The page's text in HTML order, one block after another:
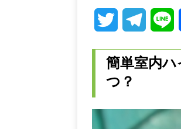
i
t
l
g
n
簡単室内
つ？